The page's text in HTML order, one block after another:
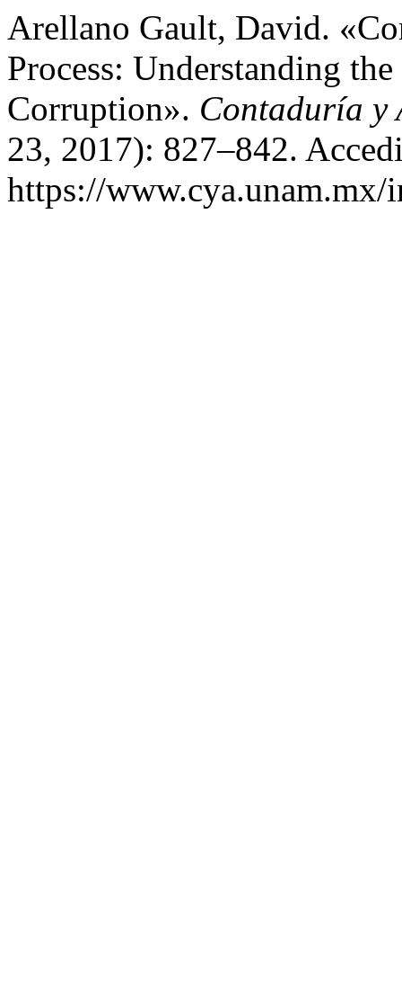
Arellano Gault, David.
Process: Understanding
Corruption». Contaduría y
23, 2017): 827–842.
https://